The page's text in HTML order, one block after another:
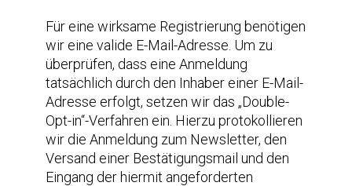
Für eine wirksame Registrierung benötigen
wir eine valide E-Mail-Adresse. Um zu
überprüfen, dass eine Anmeldung
tatsächlich durch den Inhaber einer E-Mail-
Adresse erfolgt, setzen wir das „Double-
Opt-in“-Verfahren ein. Hierzu protokollieren
wir die Anmeldung zum Newsletter, den
Versand einer Bestätigungsmail und den
Eingang der hiermit angeforderten